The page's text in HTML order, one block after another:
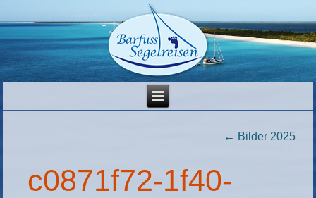
← Bilder 2025
c0871f72-1f40-